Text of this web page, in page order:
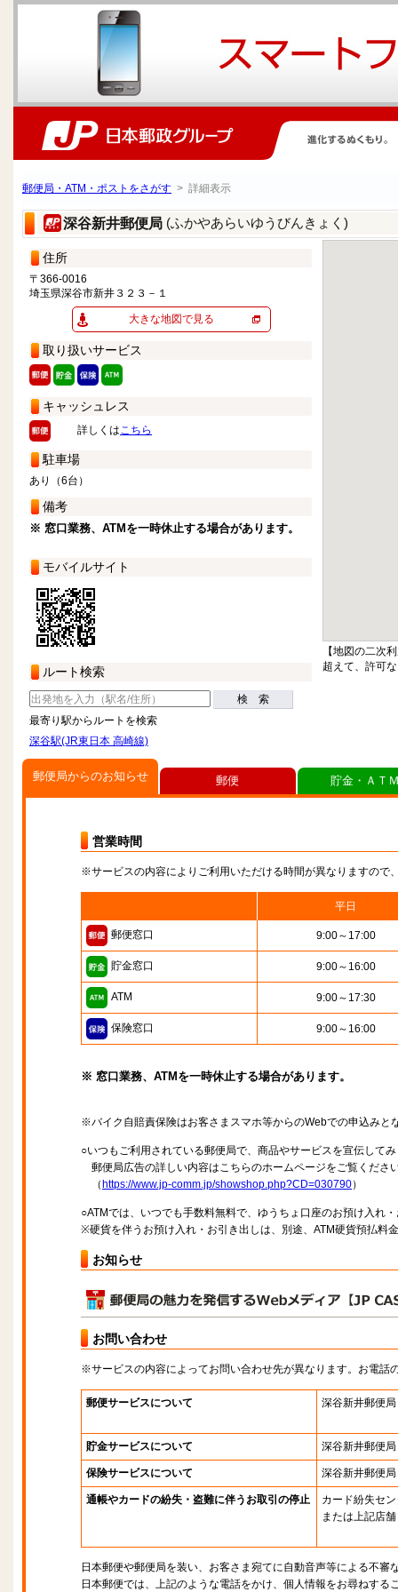
郵便局・ATM・ポストをさがす > 詳細表示
深谷新井郵便局 (ふかやあらいゆうびんきょく)
住所
〒366-0016
埼玉県深谷市新井３２３－１
大きな地図で見る
取り扱いサービス
キャッシュレス
詳しくはこちら
駐車場
あり（6台）
備考
※ 窓口業務、ATMを一時休止する場合があります。
モバイルサイト
ルート検索
検 索
最寄り駅からルートを検索
深谷駅(JR東日本 高崎線)
【地図の二次
超えて、許可
郵便局からのお知らせ
営業時間
※サービスの内容によりご利用いただける時間が異なりますので
平日
郵便窓口 9:00～17:00
貯金窓口 9:00～16:00
ATM 9:00～17:30
保険窓口 9:00～16:00
※ 窓口業務、ATMを一時休止する場合があります。
※バイク自賠責保険はお客さまスマホ等からのWebでの申込みと
○いつもご利用されている郵便局で、商品やサービスを宣伝して
郵便局広告の詳しい内容はこちらのホームページをご覧くださ
（ https://www.jp-comm.jp/showshop.php?CD=030790）
○ATMでは、いつでも手数料無料で、ゆうちょ口座のお預け入れ
※硬貨を伴うお預け入れ・お引き出しは、別途、ATM硬貨預払料
お知らせ
お問い合わせ
※サービスの内容によってお問い合わせ先が異なります。お電話
郵便サービスについて 深谷新井郵便局
貯金サービスについて 深谷新井郵便局
保険サービスについて 深谷新井郵便局
通帳やカードの紛失・盗難に伴うお取引の停止
カード紛失セ
または上記店舗
日本郵便や郵便局を装い、お客さま宛てに自動音声等による不審
日本郵便では、上記のような電話をかけ、個人情報をお尋ねする
郵便 貯金・ＡＴ